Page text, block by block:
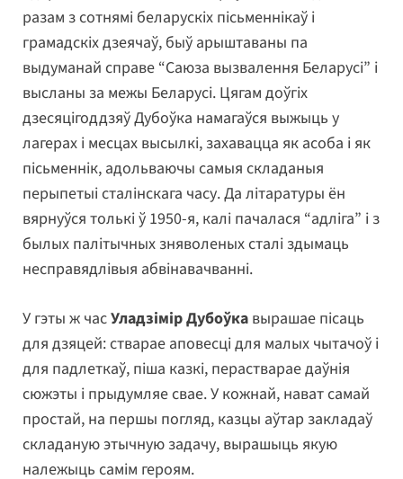
разам з сотнямі беларускіх пісьменнікаў і
грамадскіх дзеячаў, быў арыштаваны па
выдуманай справе “Саюза вызвалення Беларусі” і
высланы за межы Беларусі. Цягам доўгіх
дзесяцігоддзяў Дубоўка намагаўся выжыць у
лагерах і месцах высылкі, захавацца як асоба і як
пісьменнік, адольваючы самыя складаныя
перыпетыі сталінскага часу. Да літаратуры ён
вярнуўся толькі ў 1950-я, калі пачалася “адліга” і з
былых палітычных зняволеных сталі здымаць
несправядлівыя абвінавачванні.
У гэты ж часУладзімір Дубоўка вырашае пісаць
для дзяцей: стварае аповесці для малых чытачоў і
для падлеткаў, піша казкі, перастварае даўнія
сюжэты і прыдумляе свае. У кожнай, нават самай
простай, на першы погляд, казцы аўтар закладаў
складаную этычную задачу, вырашыць якую
належыць самім героям.